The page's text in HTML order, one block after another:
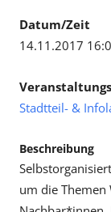
Datum/Zeit
14.11.2017
Stadtteil- &
Beschreibung
um die